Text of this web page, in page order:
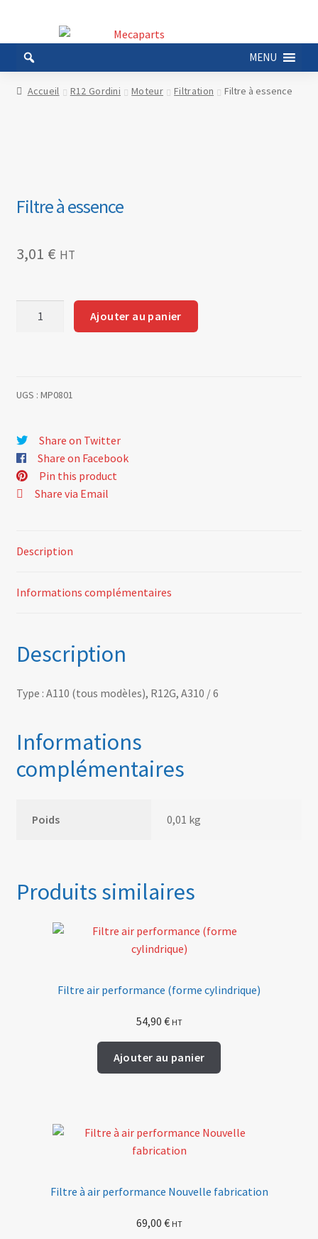
la
navigation
au
contenu
MENU
Accueil R12 Gordini Moteur Filtration Filtre à essence
Filtre à essence
3,01 € HT
Ajouter au panier
UGS : MP0801
Share on Twitter
Share on Facebook
Pin this product
Share via Email
Description
Informations complémentaires
Description
Type : A110 (tous modèles), R12G, A310 / 6
Informations
complémentaires
Poids 0,01 kg
Produits similaires
Filtre air performance (forme cylindrique)
54,90 € HT
Ajouter au panier
Filtre à air performance Nouvelle fabrication
69,00 € HT